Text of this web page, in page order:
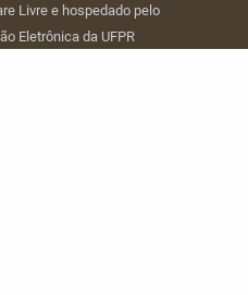
Livre e hospedado pelo
Eletrônica da UFPR